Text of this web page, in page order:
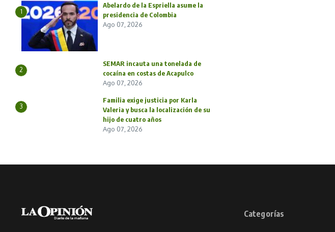
1
Abelardo de la Espriella asume la
presidencia de Colombia
Ago 07, 2026
2
SEMAR incauta una tonelada de
cocaína en costas de Acapulco
Ago 07, 2026
3
Familia exige justicia por Karla
Valeria y busca la localización de su
hijo de cuatro años
Ago 07, 2026
Categorías